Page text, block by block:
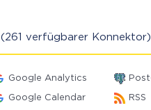
(261 verfügbarer Konnektor)
Google Analytics
Google Calendar RSS